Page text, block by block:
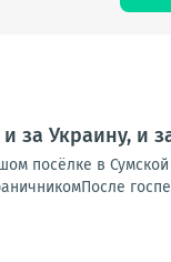
за Украину, и
посёлке в Сумской